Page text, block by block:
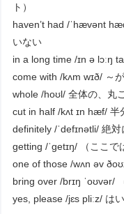
ト）
haven’t had /ˈhævənt
いない
in a long time /ɪn ə lɔːŋ
come with /kʌm wɪð/ ～
whole /hoʊl/ 全体の、丸
cut in half /kʌt ɪn hæf/ 半
definitely /ˈdefɪnətli/ 絶対
getting /ˈɡetɪŋ/ （ここで
one of those /wʌn əv
bring over /brɪŋ ˈoʊvər/
yes, please /jɛs pliːz/ は